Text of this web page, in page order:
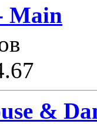
Main
&